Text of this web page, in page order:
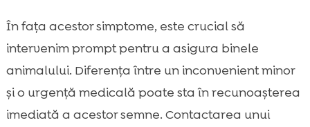
În fața acestor simptome, este crucial să
intervenim prompt pentru a asigura binele
animalului. Diferența între un inconvenient minor
și o urgență medicală poate sta în recunoașterea
imediată a acestor semne. Contactarea unui